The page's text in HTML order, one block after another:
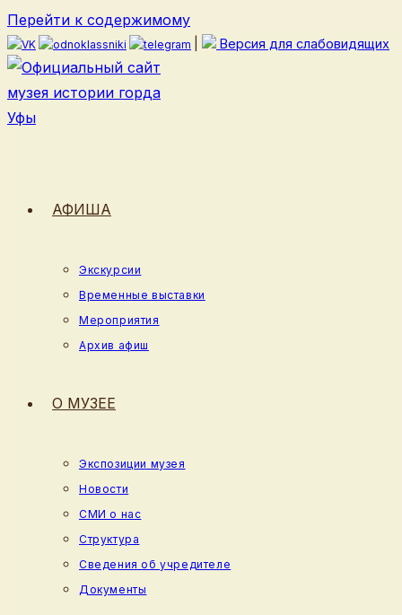
Перейти к содержимому
Версия для слабовидящих
АФИША
Экскурсии
Временные выставки
Мероприятия
Архив афиш
О МУЗЕЕ
Экспозиции музея
Новости
СМИ о нас
Структура
Сведения об учредителе
Документы